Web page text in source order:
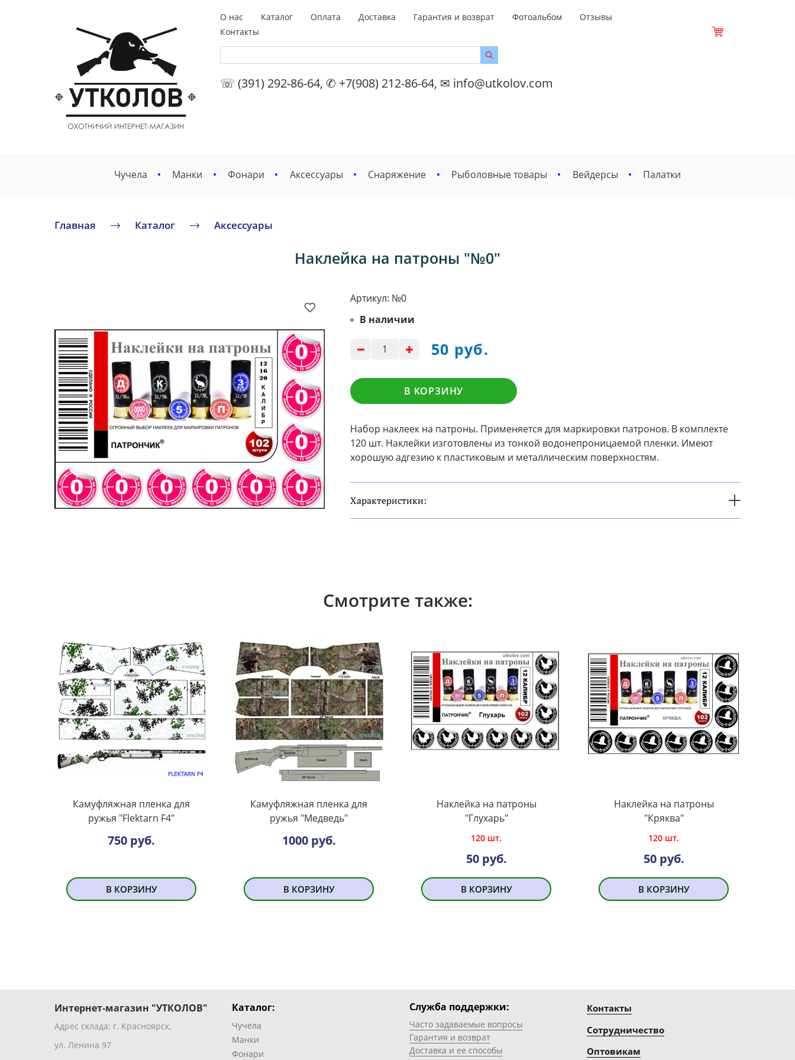
О нас Каталог Оплата Доставка Гарантия и возврат Фотоальбом
Отзывы
Контакты
☏ (391) 292-86-64, ✆ +7(908) 212-86-64, ✉ info@utkolov.com
Чучела Манки Фонари Аксессуары Снаряжение Рыболовные товары Вейдерсы Палатки
Главная Каталог Аксессуары
Наклейка на патроны "№0"
Артикул: №0
В наличии
50 руб.
В КОРЗИНУ
Набор наклеек на патроны. Применяется для маркировки патронов. В комплекте
120 шт. Наклейки изготовлены из тонкой водонепроницаемой пленки. Имеют
хорошую адгезию к пластиковым и металлическим поверхностям.
Характеристики:
Смотрите также:
Камуфляжная пленка для
ружья "Flektarn F4"
750 руб.
В КОРЗИНУ
Камуфляжная пленка для
ружья "Медведь"
1000 руб.
В КОРЗИНУ
Наклейка на патроны
"Глухарь"
120 шт.
50 руб.
В КОРЗИНУ
Наклейка на патроны
"Кряква"
120 шт.
50 руб.
В КОРЗИНУ
Интернет-магазин "УТКОЛОВ"
Адрес склада: г. Красноярск,
ул. Ленина 97
Каталог:
Чучела
Манки
Фонари
Служба поддержки:
Часто задаваемые вопросы
Гарантия и возврат
Доставка и ее способы
Контакты
Сотрудничество
Оптовикам